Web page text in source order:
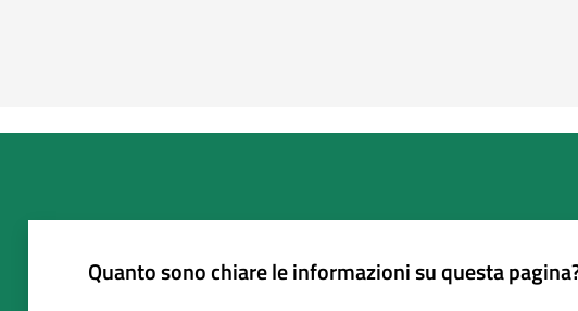
Quanto sono chiare le informazioni su questa